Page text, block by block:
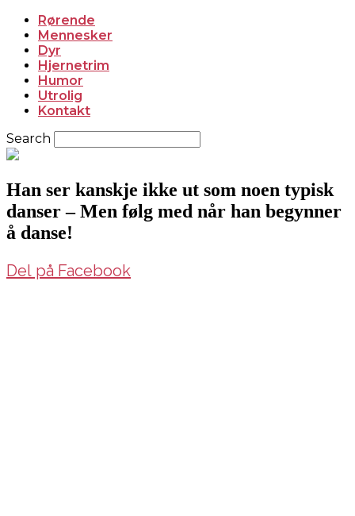
Rørende
Mennesker
Dyr
Hjernetrim
Humor
Utrolig
Kontakt
Search
Han ser kanskje ikke ut som noen typisk
danser – Men følg med når han begynner
å danse!
Del på Facebook